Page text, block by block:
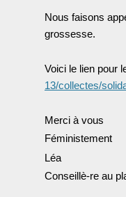
Nous faisons
grossesse.
Voici le lien pour
13/collectes/
Merci à vous
Féministement
Léa
Conseillè-re au